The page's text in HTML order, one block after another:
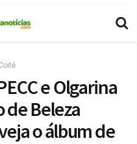
e Olgarina
Beleza
o álbum de